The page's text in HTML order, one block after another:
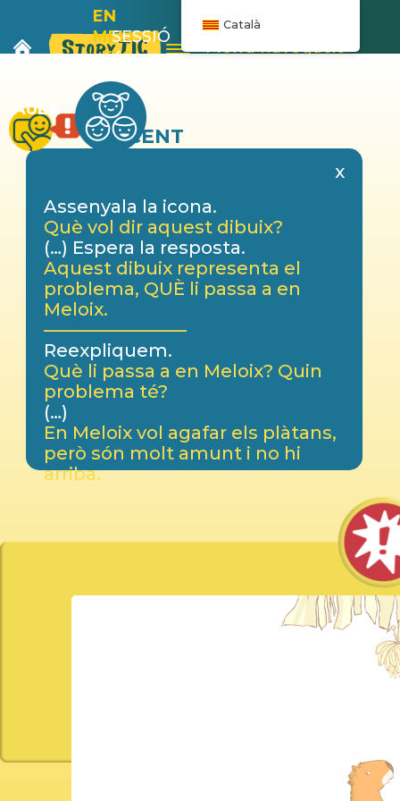
EN
MELOIX
I ELS
PLÀTANS
SESSIÓ
4
Menú navegació
AULA
DOCENT
x
Assenyala la icona.
Què vol dir aquest dibuix?
(…) Espera la resposta.
Aquest dibuix representa el
problema, QUÈ li passa a en
Meloix.
————————
Reexpliquem.
Què li passa a en Meloix? Quin
problema té?
(…)
En Meloix vol agafar els plàtans,
però són molt amunt i no hi
arriba.
Català